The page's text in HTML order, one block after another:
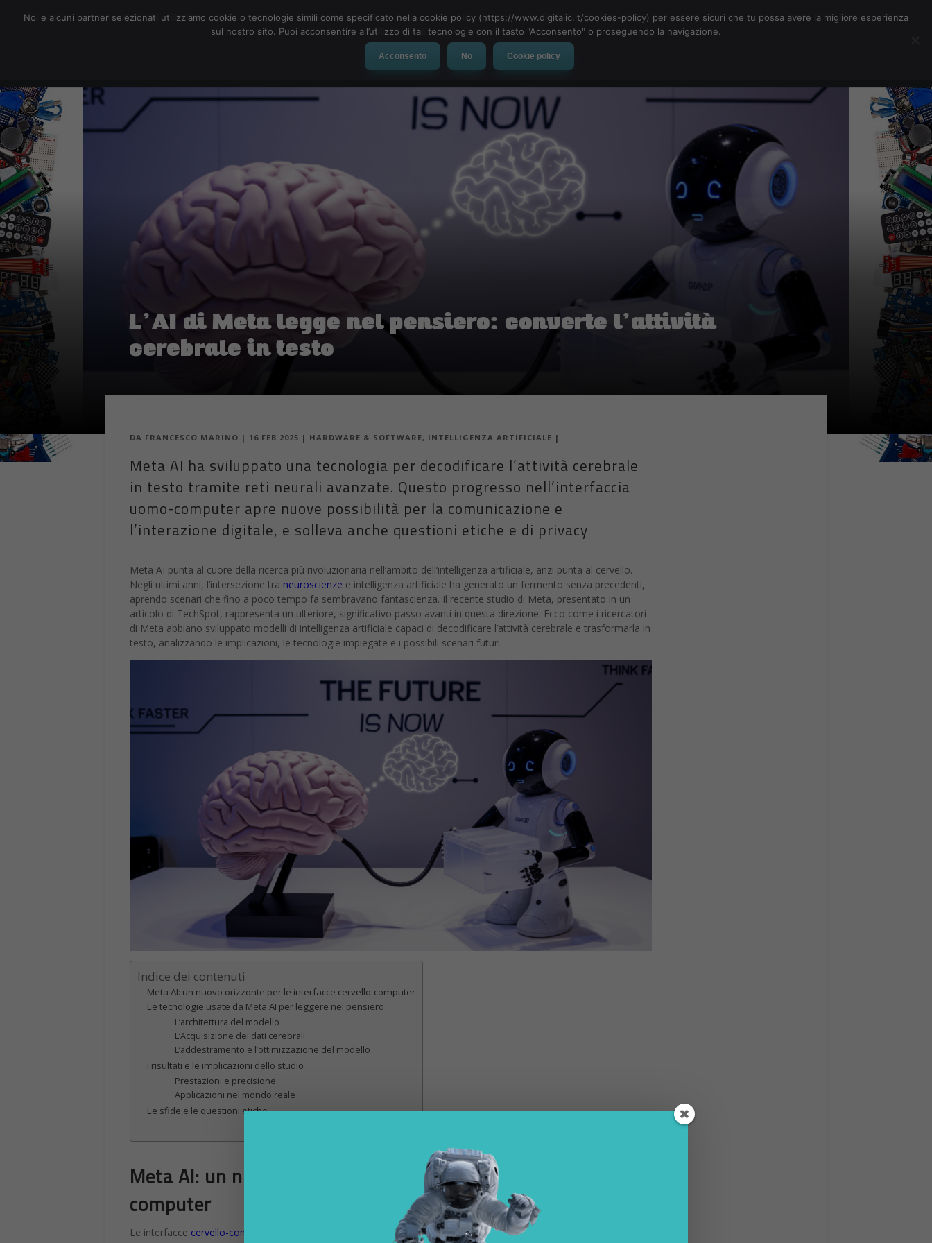
Social Network App Automotive Tech-News
L’AI di Meta legge nel pensiero: converte l’attività
cerebrale in testo
DA FRANCESCO MARINO | 16 FEB 2025 | HARDWARE & SOFTWARE, INTELLIGENZA ARTIFICIALE |
Meta AI ha sviluppato una tecnologia per decodificare l’attività cerebrale
in testo tramite reti neurali avanzate. Questo progresso nell’interfaccia
uomo-computer apre nuove possibilità per la comunicazione e
l’interazione digitale, e solleva anche questioni etiche e di privacy
Meta AI punta al cuore della ricerca più rivoluzionaria nell’ambito dell’intelligenza artificiale, anzi punta al cervello.
Negli ultimi anni, l’intersezione tra neuroscienze e intelligenza artificiale ha generato un fermento senza precedenti,
aprendo scenari che fino a poco tempo fa sembravano fantascienza. Il recente studio di Meta, presentato in un
articolo di TechSpot, rappresenta un ulteriore, significativo passo avanti in questa direzione. Ecco come i ricercatori
di Meta abbiano sviluppato modelli di intelligenza artificiale capaci di decodificare l’attività cerebrale e trasformarla in
testo, analizzando le implicazioni, le tecnologie impiegate e i possibili scenari futuri.
Indice dei contenuti
Meta AI: un nuovo orizzonte per le interfacce cervello-computer
Le tecnologie usate da Meta AI per leggere nel pensiero
L’architettura del modello
L’Acquisizione dei dati cerebrali
L’addestramento e l’ottimizzazione del modello
I risultati e le implicazioni dello studio
Prestazioni e precisione
Applicazioni nel mondo reale
Le sfide e le questioni etiche
Meta AI: un nuovo orizzonte per le interfacce cervello-
computer
Le interfacce cervello-computer (BCI)
sono da tempo al centro dell’attenzione degli scienziati e, perché promettono
Noi e alcuni partner selezionati utilizziamo cookie o tecnologie simili come specificato nella cookie policy (https://www.digitalic.it/cookies-policy) per essere sicuri che tu possa avere la migliore esperienza
sul nostro sito. Puoi acconsentire all’utilizzo di tali tecnologie con il tasto "Acconsento" o proseguendo la navigazione.
Acconsento No Cookie policy